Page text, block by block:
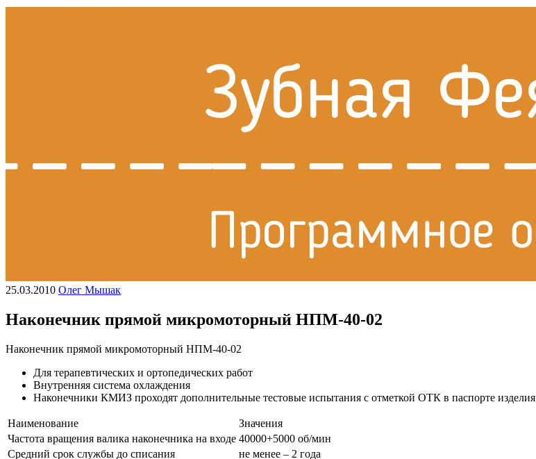
25.03.2010 Олег Мышак
Наконечник прямой микромоторный НПМ-40-02
Наконечник прямой микромоторный НПМ-40-02
Для терапевтических и ортопедических работ
Внутренняя система охлаждения
Наконечники КМИЗ проходят дополнительные тестовые испытания с отметкой ОТК в паспорте изделия
Наименование
Значения
Частота вращения валика наконечника на входе 40000+5000 об/мин
Средний срок службы до списания
не менее – 2 года